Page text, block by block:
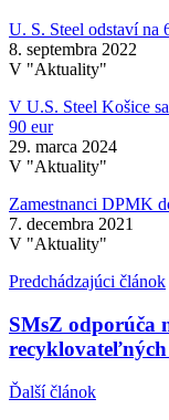
U. S. Steel odstaví na
8. septembra 2022
V "Aktuality"
V U.S. Steel Košice
90 eur
29. marca 2024
V "Aktuality"
Zamestnanci DPMK
7. decembra 2021
V "Aktuality"
Predchádzajúci článok
SMsZ odporúča
Ďalší článok